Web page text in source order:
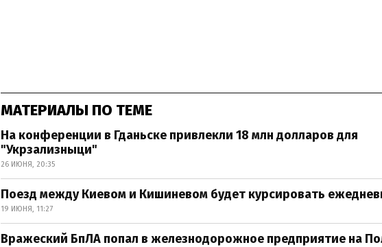
МАТЕРИАЛЫ ПО ТЕМЕ
На конференции в Гданьске привлекли 18 млн долларов для
"Укрзализныци"
26 ИЮНЯ, 20:35
Поезд между Киевом и Кишиневом будет курсировать
19 ИЮНЯ, 11:27
Вражеский БпЛА попал в железнодорожное предприятие на